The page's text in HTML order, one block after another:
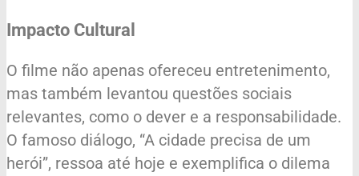
Impacto Cultural
O filme não apenas ofereceu entretenimento,
mas também levantou questões sociais
relevantes, como o dever e a responsabilidade.
O famoso diálogo, “A cidade precisa de um
herói”, ressoa até hoje e exemplifica o dilema